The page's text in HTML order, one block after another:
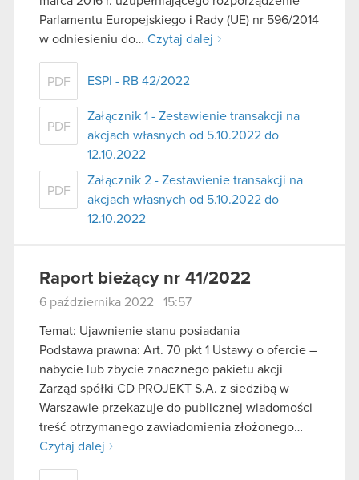
Parlamentu Europejskiego i Rady (UE) nr 596/2014
w odniesieniu do… Czytaj dalej
PDF ESPI - RB 42/2022
PDF
Załącznik 1 - Zestawienie transakcji na
akcjach własnych od 5.10.2022 do
12.10.2022
PDF
Załącznik 2 - Zestawienie transakcji na
akcjach własnych od 5.10.2022 do
12.10.2022
Raport bieżący nr 41/2022
6 października 2022 15:57
Temat: Ujawnienie stanu posiadania
Podstawa prawna: Art. 70 pkt 1 Ustawy o ofercie –
nabycie lub zbycie znacznego pakietu akcji
Zarząd spółki CD PROJEKT S.A. z siedzibą w
Warszawie przekazuje do publicznej wiadomości
treść otrzymanego zawiadomienia złożonego…
Czytaj dalej